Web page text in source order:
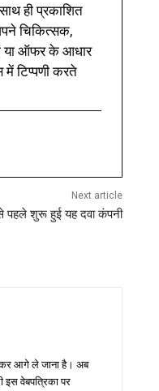
ही प्रकाशित
चिकित्सक,
या ऑफर के आधार
टिप्पणी करते
Next article
पहले शुरू हुई यह दवा कंपनी
कर आगे ले जाना है। अब
वेबपत्रिका पर